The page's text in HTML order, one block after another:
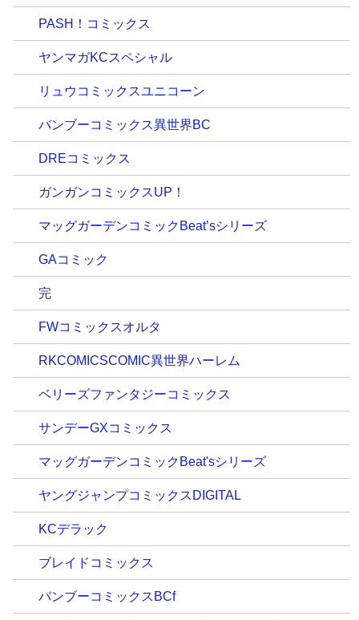
PASH！コミックス
ヤンマガKCスペシャル
リュウコミックスユニコーン
バンブーコミックス異世界BC
DREコミックス
ガンガンコミックスUP！
マッグガーデンコミックBeat’sシリーズ
GAコミック
完
FWコミックスオルタ
RKCOMICSCOMIC異世界ハーレム
ベリーズファンタジーコミックス
サンデーGXコミックス
マッグガーデンコミックBeat'sシリーズ
ヤングジャンプコミックスDIGITAL
KCデラック
ブレイドコミックス
バンブーコミックスBCf